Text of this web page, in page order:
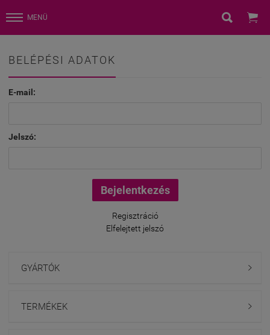
MENÜ  
BELÉPÉSI ADATOK
E-mail:
Jelszó:
Regisztráció
Elfelejtett jelszó
GYÁRTÓK 
TERMÉKEK 